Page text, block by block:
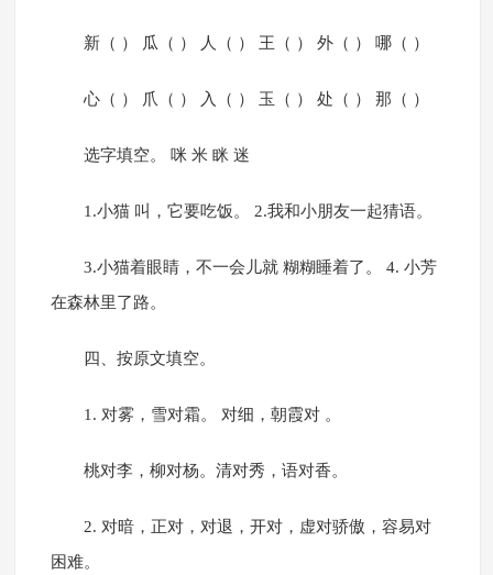
新（ ） 瓜（ ） 人（ ） 王（ ） 外（ ） 哪（ ）
心（ ） 爪（ ） 入（ ） 玉（ ） 处（ ） 那（ ）
选字填空。 咪 米 眯 迷
1.小猫 叫，它要吃饭。 2.我和小朋友一起猜语。
3.小猫着眼睛，不一会儿就 糊糊睡着了。 4. 小芳
在森林里了路。
四、按原文填空。
1. 对雾，雪对霜。 对细，朝霞对 。
桃对李，柳对杨。清对秀，语对香。
2. 对暗，正对，对退，开对，虚对骄傲，容易对
困难。